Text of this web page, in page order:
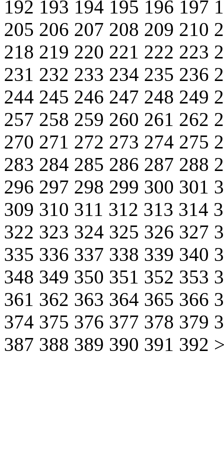
192 193 194 195 196 197
205 206 207 208 209 210
218 219 220 221 222 223
231 232 233 234 235 236
244 245 246 247 248 249
257 258 259 260 261 262
270 271 272 273 274 275
283 284 285 286 287 288
296 297 298 299 300 301
309 310 311 312 313 314
322 323 324 325 326 327
335 336 337 338 339 340
348 349 350 351 352 353
361 362 363 364 365 366
374 375 376 377 378 379
387 388 389 390 391 392